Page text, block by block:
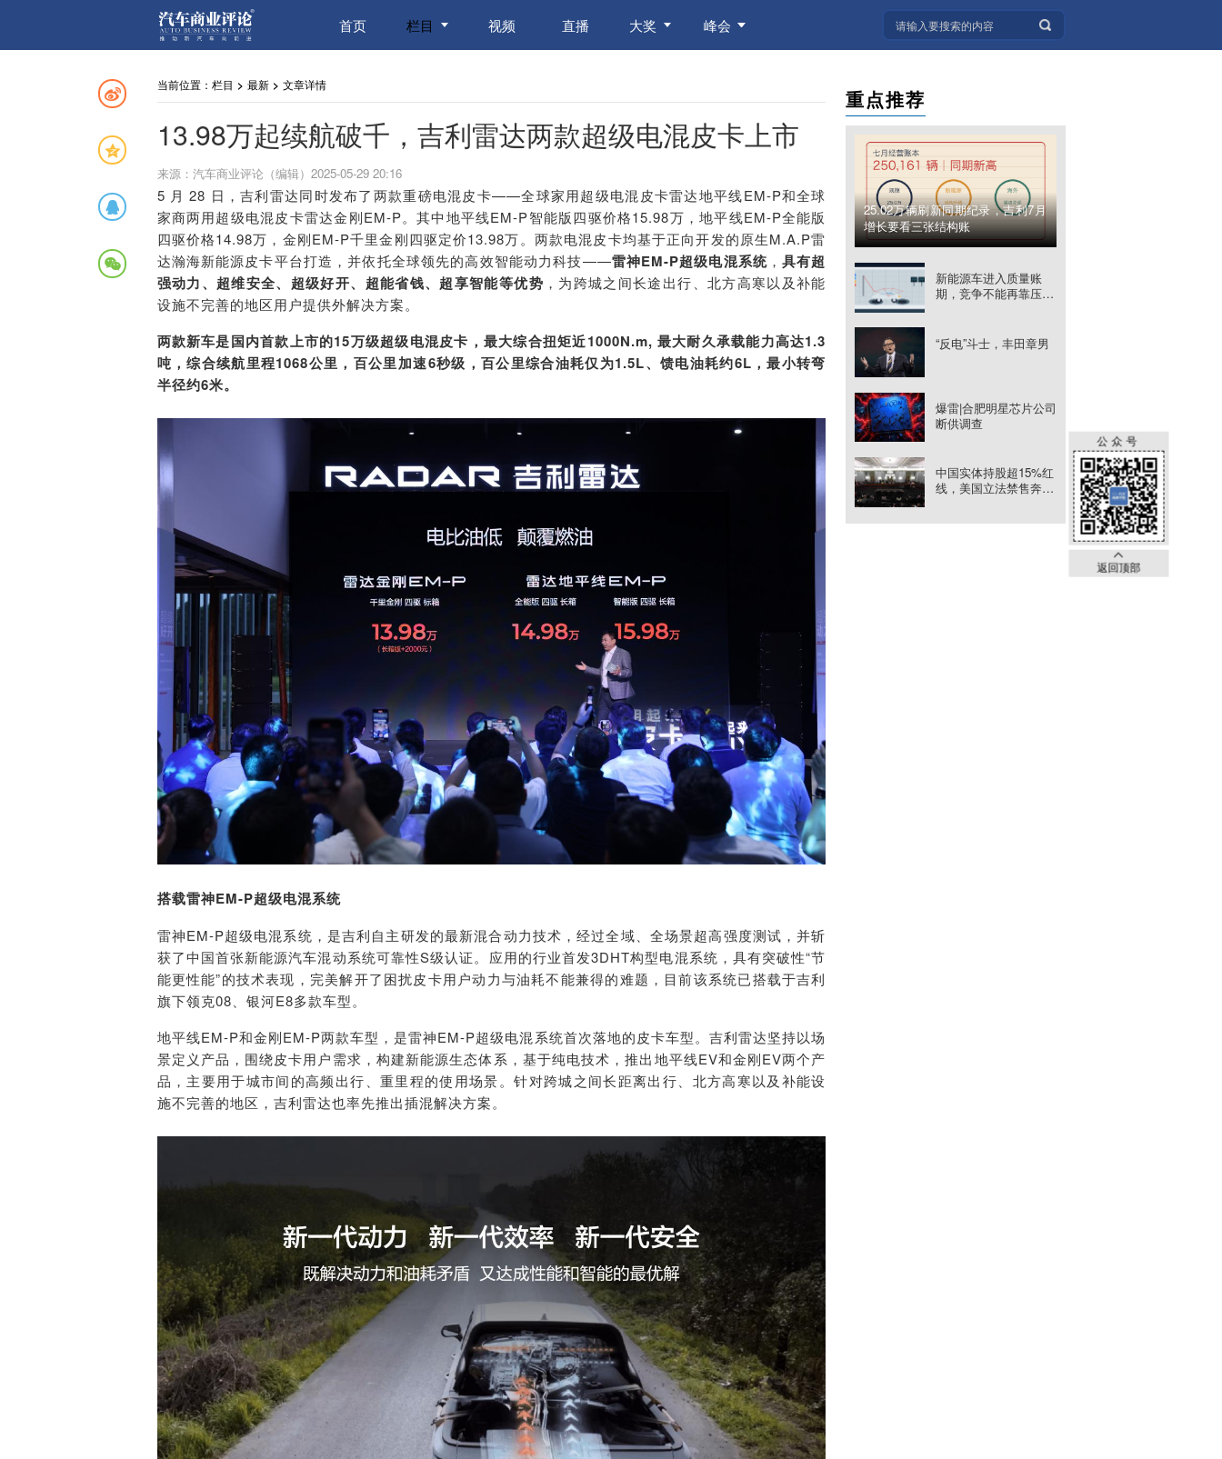
首页 栏目 视频 直播 大奖 峰会
公众号
返回顶部
当前位置： 栏目 > 最新 > 文章详情
13.98万起续航破千，吉利雷达两款超级电混皮卡上市
来源：汽车商业评论（编辑）2025-05-29 20:16
5 月 28 日，吉利雷达同时发布了两款重磅电混皮卡——全球家用超级电混皮卡雷达地平线EM-P和全球
家商两用超级电混皮卡雷达金刚EM-P。其中地平线EM-P智能版四驱价格15.98万 ，地平线EM-P全能版
四驱价格14.98万 ，金刚EM-P千里金刚四驱定价13.98万。 两款电混皮卡均基于正向开发的原生M.A.P雷
达瀚海新能源皮卡平台打造，并依托全球领先的高效智能动力科技——雷神EM-P超级电混系统 ，具有超
强动力、超维安全、超级好开、超能省钱、超享智能等优势 ，为跨城之间长途出行、北方高寒以及补能
设施不完善的地区用户提供外解决方案。
两款新车是国内首款上市的15万级超级电混皮卡，最大综合扭矩近1000N.m, 最大耐久承载能力高达1.3
吨，综合续航里程1068公里，百公里加速6秒级，百公里综合油耗仅为1.5L、馈电油耗约6L，最小转弯
半径约6米。
搭载雷神EM-P超级电混系统
雷神EM-P超级电混系统，是吉利自主研发的最新混合动力技术，经过全域、全场景超高强度测试，并斩
获了中国首张新能源汽车混动系统可靠性S级认证。应用的行业首发3DHT构型电混系统，具有突破性“节
能更性能”的技术表现，完美解开了困扰皮卡用户动力与油耗不能兼得的难题，目前该系统已搭载于吉利
旗下领克08 、银河E8多款车型。
地平线EM-P和金刚EM-P两款车型，是雷神EM-P超级电混系统首次落地的皮卡车型。吉利雷达坚持以场
景定义产品，围绕皮卡用户需求，构建新能源生态体系， 基于纯电技术，推出地平线EV和金刚EV两个产
品，主要用于城市间的高频出行、重里程的使用场景。针对跨城之间长距离出行、北方高寒以及补能设
施不完善的地区，吉利雷达也率先推出插混解决方案。
重点推荐
25.02万辆刷新同期纪录，吉利7月
增长要看三张结构账
新能源车进入质量账
期，竞争不能再靠压缩
“反电”斗士，丰田章男
爆雷|合肥明星芯片公司
断供调查
中国实体持股超15%红
线，美国立法禁售奔驰